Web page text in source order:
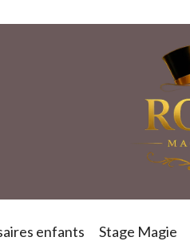
enfants Stage Magie